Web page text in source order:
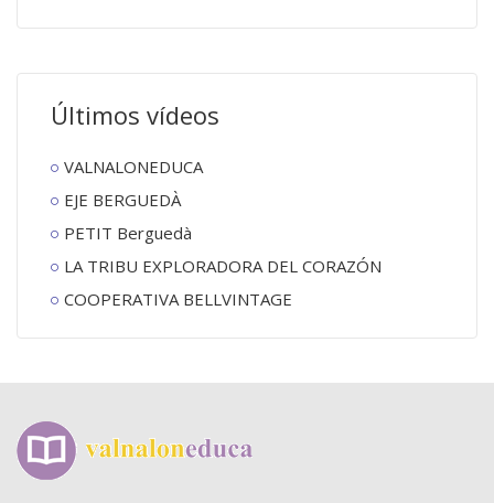
Últimos vídeos
VALNALONEDUCA
EJE BERGUEDÀ
PETIT Berguedà
LA TRIBU EXPLORADORA DEL CORAZÓN
COOPERATIVA BELLVINTAGE